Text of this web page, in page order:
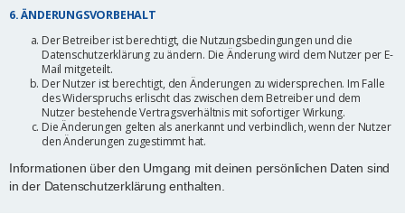
6. ÄNDERUNGSVORBEHALT
Der Betreiber ist berechtigt, die Nutzungsbedingungen und die
Datenschutzerklärung zu ändern. Die Änderung wird dem Nutzer per E-
Mail mitgeteilt.
Der Nutzer ist berechtigt, den Änderungen zu widersprechen. Im Falle
des Widerspruchs erlischt das zwischen dem Betreiber und dem
Nutzer bestehende Vertragsverhältnis mit sofortiger Wirkung.
Die Änderungen gelten als anerkannt und verbindlich, wenn der Nutzer
den Änderungen zugestimmt hat.
Informationen über den Umgang mit deinen persönlichen Daten sind
in der Datenschutzerklärung enthalten.